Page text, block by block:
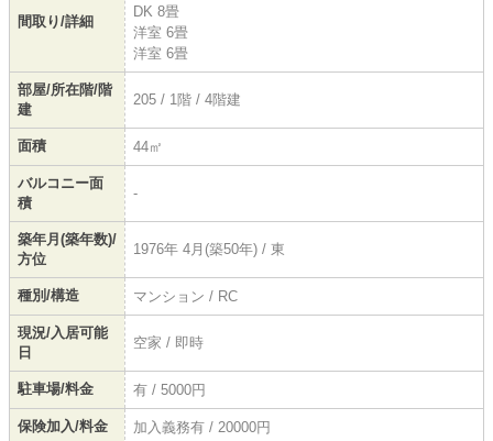
間取り/詳細
DK 8畳
洋室 6畳
洋室 6畳
部屋/所在階/階
建
205 / 1階 / 4階建
面積 44㎡
バルコニー面
積
-
築年月(築年数)/
方位
1976年 4月(築50年) / 東
種別/構造 マンション / RC
現況/入居可能
日
空家 / 即時
駐車場/料金 有 / 5000円
保険加入/料金 加入義務有 / 20000円